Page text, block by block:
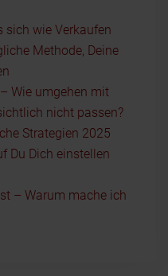
sich wie Verkaufen
Methode, Deine
Wie umgehen mit
nicht passen?
Strategien 2025
Du Dich einstellen
– Warum mache ich